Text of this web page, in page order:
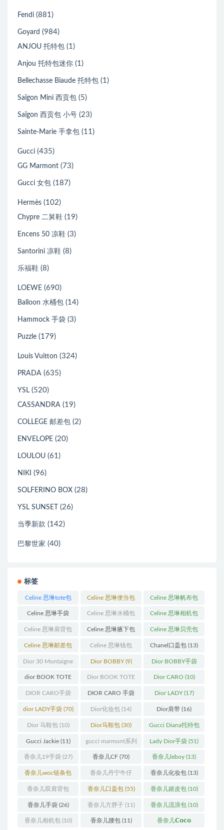
Fendi (881)
Goyard (984)
ANJOU 托特包 (1)
Anjou 托特包迷你 (1)
Bellechasse Biaude 托特包 (1)
Saïgon Mini 西贡包 (5)
Saïgon 西贡包 小号 (23)
Sainte-Marie 手拿包 (11)
Gucci (435)
GG Marmont (73)
Gucci 女包 (187)
Hermès (102)
Chypre 二舅鞋 (19)
Encens 50 凉鞋 (3)
Santorini 凉鞋 (8)
乐福鞋 (8)
LOEWE (690)
Balloon 水桶包 (14)
Hammock 手袋 (3)
Puzzle (179)
Louis Vuitton (324)
PRADA (635)
YSL (520)
CASSANDRA (19)
COLLEGE 邮差包 (2)
ENVELOPE (20)
LOULOU (61)
NIKI (96)
SOLFERINO BOX (28)
YSL SUNSET (26)
当季新款 (142)
巴黎世家 (40)
标签
Celine 思琳tote包
(23)
Celine 思琳便当包
(14)
Celine 思琳帆布包
(18)
Celine 思琳手袋
(250)
Celine 思琳水桶包
(55)
Celine 思琳相机包
(11)
Celine 思琳肩背包
(12)
Celine 思琳腋下包
(10)
Celine 思琳贝壳包
(12)
Celine 思琳邮差包
(13)
Celine 思琳钱包
(10)
Chanel口盖包 (13)
Dior 30 Montaigne
蒙田(31)
Dior BOBBY(9) Dior BOBBY手袋
(26)
dior BOOK TOTE
(12)
Dior BOOK TOTE
手袋(163)
Dior CARO (10)
DIOR CARO手袋
(11)
DIOR CARO 手袋
(31)
Dior LADY(17)
dior LADY手袋(70) Dior化妆包 (14) Dior肩带 (16)
Dior 马鞍包(10) Dior马鞍包 (30) Gucci Diana托特包
(11)
Gucci Jackie(11) gucci marmont系列
(19)
Lady Dior手袋 (51)
香奈儿19手袋 (27) 香奈儿CF (70) 香奈儿leboy (13)
香奈儿woc链条包
(11)
香奈儿丹宁牛仔
(12)
香奈儿化妆包(13)
香奈儿双肩背包
(13)
香奈儿口盖包(55) 香奈儿嬉皮包(10)
香奈儿手袋(26) 香奈儿方胖子(11) 香奈儿流浪包(10)
香奈儿相机包(10) 香奈儿腰包(11) 香奈儿𝗖𝗼𝗰𝗼